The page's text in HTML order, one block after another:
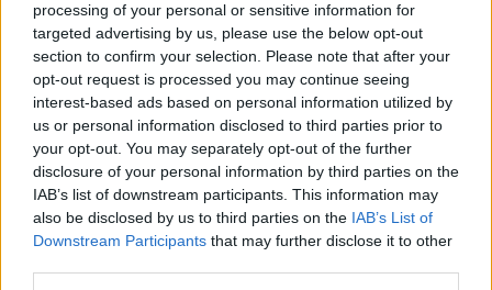
processing of your personal or sensitive information for
targeted advertising by us, please use the below opt-out
section to confirm your selection. Please note that after your
opt-out request is processed you may continue seeing
interest-based ads based on personal information utilized by
us or personal information disclosed to third parties prior to
your opt-out. You may separately opt-out of the further
disclosure of your personal information by third parties on the
IAB’s list of downstream participants. This information may
also be disclosed by us to third parties on the IAB’s List of
Downstream Participants that may further disclose it to other
Αξιολογήσεις (0)
Βαθμολογήθηκε με0από 5
0 reviews
Βαθμολογήθηκε με5 από 5
Βαθμολογήθηκε με4από 5
Βαθμολογήθηκε με 3από 5
Βαθμολογήθηκε με2από 5
Βαθμολογήθηκε με
1 από 5